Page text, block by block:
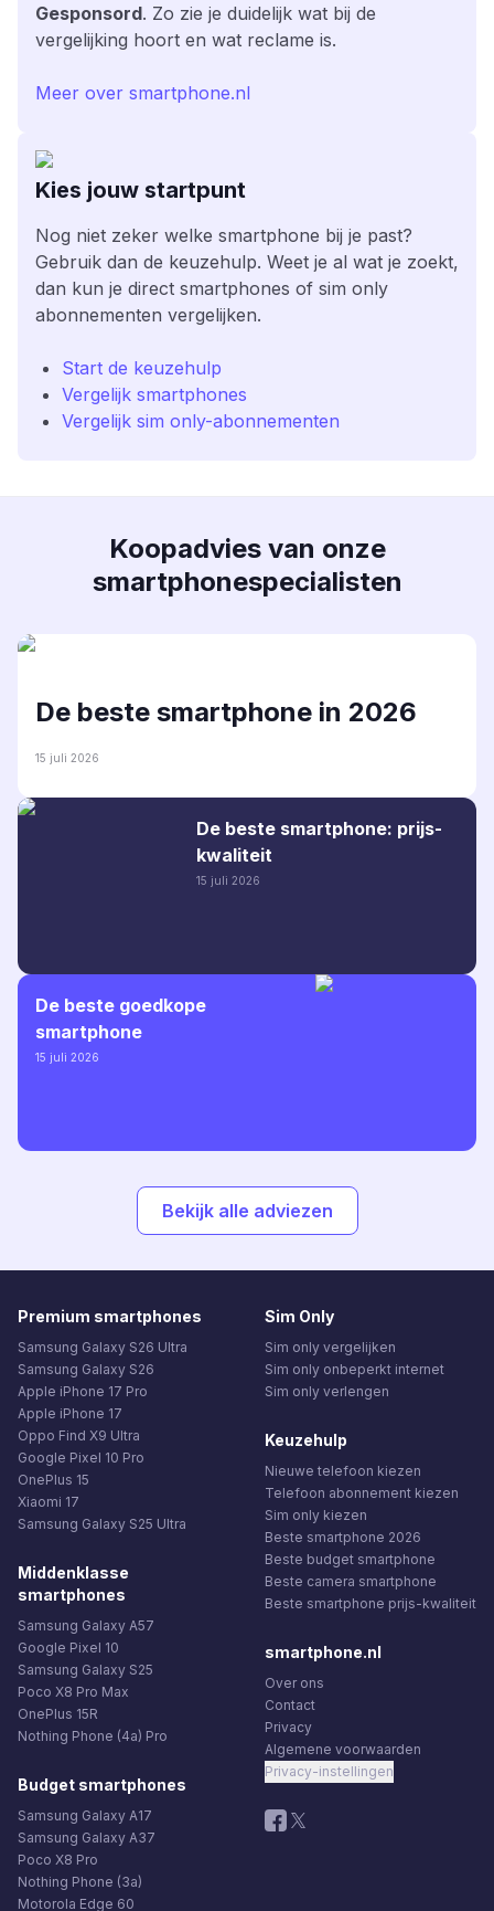
Gesponsord. Zo zie je duidelijk wat bij de
vergelijking hoort en wat reclame is.
Meer over smartphone.nl
Kies jouw startpunt
Nog niet zeker welke smartphone bij je past?
Gebruik dan de keuzehulp. Weet je al wat je zoekt,
dan kun je direct smartphones of sim only
abonnementen vergelijken.
Start de keuzehulp
Vergelijk smartphones
Vergelijk sim only-abonnementen
Koopadvies van onze
smartphonespecialisten
De beste smartphone in 2026
15 juli 2026
De beste smartphone: prijs-
kwaliteit
15 juli 2026
De beste goedkope
smartphone
15 juli 2026
Bekijk alle adviezen
Premium smartphones
Samsung Galaxy S26 Ultra
Samsung Galaxy S26
Apple iPhone 17 Pro
Apple iPhone 17
Oppo Find X9 Ultra
Google Pixel 10 Pro
OnePlus 15
Xiaomi 17
Samsung Galaxy S25 Ultra
Middenklasse
smartphones
Samsung Galaxy A57
Google Pixel 10
Samsung Galaxy S25
Poco X8 Pro Max
OnePlus 15R
Nothing Phone (4a) Pro
Budget smartphones
Samsung Galaxy A17
Samsung Galaxy A37
Poco X8 Pro
Nothing Phone (3a)
Motorola Edge 60
Sim Only
Sim only vergelijken
Sim only onbeperkt internet
Sim only verlengen
Keuzehulp
Nieuwe telefoon kiezen
Telefoon abonnement kiezen
Sim only kiezen
Beste smartphone 2026
Beste budget smartphone
Beste camera smartphone
Beste smartphone prijs-kwaliteit
smartphone.nl
Over ons
Contact
Privacy
Algemene voorwaarden
Privacy-instellingen